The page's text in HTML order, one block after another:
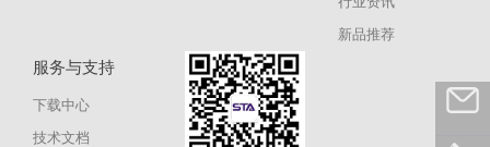
新品推荐
服务与支持
下载中心
技术文档